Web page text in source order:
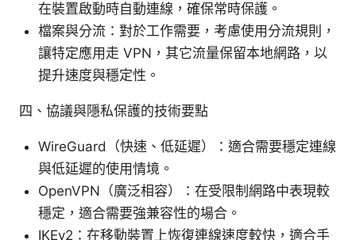
在裝置啟動時自動連線，確保常時保護。
檔案與分流：對於工作需要，考慮使用分流規則，
讓特定應用走 VPN，其它流量保留本地網路，以
提升速度與穩定性。
四、協議與隱私保護的技術要點
WireGuard（快速、低延遲）：適合需要穩定連線
與低延遲的使用情境。
OpenVPN（廣泛相容）：在受限制網路中表現較
穩定，適合需要強兼容性的場合。
IKEv2：在移動裝置上恢復連線速度較快，適合手